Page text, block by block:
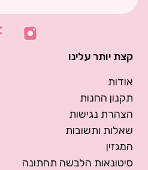
קצת יותר עלינו
אודות
תקנון החנות
הצהרת נגישות
שאלות ותשובות
המגזין
סיטונאות הלבשה תחתונה